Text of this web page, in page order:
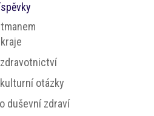
zdravotnictví
otázky
duševní zdraví